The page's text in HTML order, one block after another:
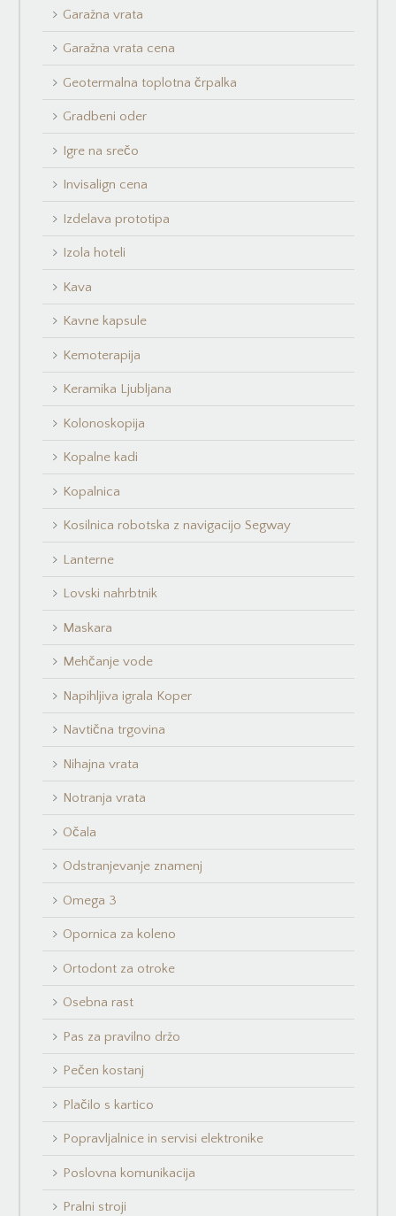
Garažna vrata
Garažna vrata cena
Geotermalna toplotna črpalka
Gradbeni oder
Igre na srečo
Invisalign cena
Izdelava prototipa
Izola hoteli
Kava
Kavne kapsule
Kemoterapija
Keramika Ljubljana
Kolonoskopija
Kopalne kadi
Kopalnica
Kosilnica robotska z navigacijo Segway
Lanterne
Lovski nahrbtnik
Maskara
Mehčanje vode
Napihljiva igrala Koper
Navtična trgovina
Nihajna vrata
Notranja vrata
Očala
Odstranjevanje znamenj
Omega 3
Opornica za koleno
Ortodont za otroke
Osebna rast
Pas za pravilno držo
Pečen kostanj
Plačilo s kartico
Popravljalnice in servisi elektronike
Poslovna komunikacija
Pralni stroji